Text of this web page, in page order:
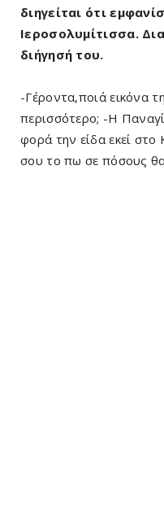
διηγείται ότι
Ιεροσολυμίτισσα.
διήγησή του.
-Γέροντα,ποιά εικόνα
περισσότερο; -H
φορά την είδα εκεί
σου το πω σε πόσους